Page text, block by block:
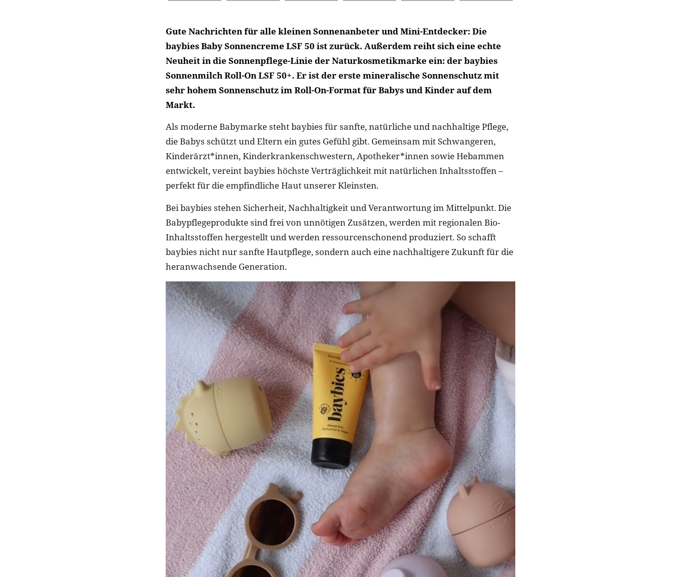
Gute Nachrichten für alle kleinen Sonnenanbeter und Mini-Entdecker: Die
baybies Baby Sonnencreme LSF 50 ist zurück. Außerdem reiht sich eine echte
Neuheit in die Sonnenpflege-Linie der Naturkosmetikmarke ein: der baybies
Sonnenmilch Roll-On LSF 50+. Er ist der erste mineralische Sonnenschutz mit
sehr hohem Sonnenschutz im Roll-On-Format für Babys und Kinder auf dem
Markt.
Als moderne Babymarke steht baybies für sanfte, natürliche und nachhaltige Pflege,
die Babys schützt und Eltern ein gutes Gefühl gibt. Gemeinsam mit Schwangeren,
Kinderärzt*innen, Kinderkrankenschwestern, Apotheker*innen sowie Hebammen
entwickelt, vereint baybies höchste Verträglichkeit mit natürlichen Inhaltsstoffen –
perfekt für die empfindliche Haut unserer Kleinsten.
Bei baybies stehen Sicherheit, Nachhaltigkeit und Verantwortung im Mittelpunkt. Die
Babypflegeprodukte sind frei von unnötigen Zusätzen, werden mit regionalen Bio-
Inhaltsstoffen hergestellt und werden ressourcenschonend produziert. So schafft
baybies nicht nur sanfte Hautpflege, sondern auch eine nachhaltigere Zukunft für die
heranwachsende Generation.